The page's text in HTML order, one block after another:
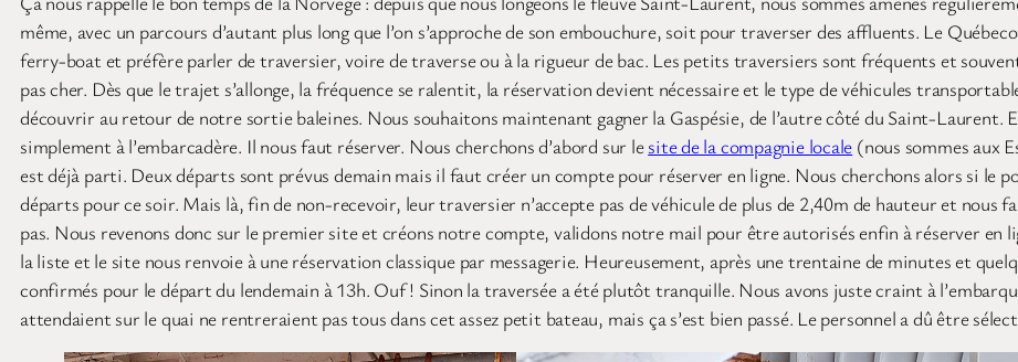
même, avec un parcours d’autant plus long que l’on s’approche de son embouchure, soit pour traverser des affluents. Le
ferry-boat et préfère parler de traversier, voire de traverse ou à la rigueur de bac. Les petits traversiers sont fréquents et
pas cher. Dès que le trajet s’allonge, la fréquence se ralentit, la réservation devient nécessaire et le type de véhicules
découvrir au retour de notre sortie baleines. Nous souhaitons maintenant gagner la Gaspésie, de l’autre côté du Saint-Laurent.
simplement à l’embarcadère. Il nous faut réserver. Nous cherchons d’abord sur lesite de la compagnie locale (nous sommes aux
est déjà parti. Deux départs sont prévus demain mais il faut créer un compte pour réserver en ligne. Nous cherchons alors si le
départs pour ce soir. Mais là, fin de non-recevoir, leur traversier n’accepte pas de véhicule de plus de 2,40m de hauteur et nous
pas. Nous revenons donc sur le premier site et créons notre compte, validons notre mail pour être autorisés enfin à réserver en
la liste et le site nous renvoie à une réservation classique par messagerie. Heureusement, après une trentaine de minutes et
confirmés pour le départ du lendemain à 13h. Ouf ! Sinon la traversée a été plutôt tranquille. Nous avons juste craint à
attendaient sur le quai ne rentreraient pas tous dans cet assez petit bateau, mais ça s’est bien passé. Le personnel a dû être